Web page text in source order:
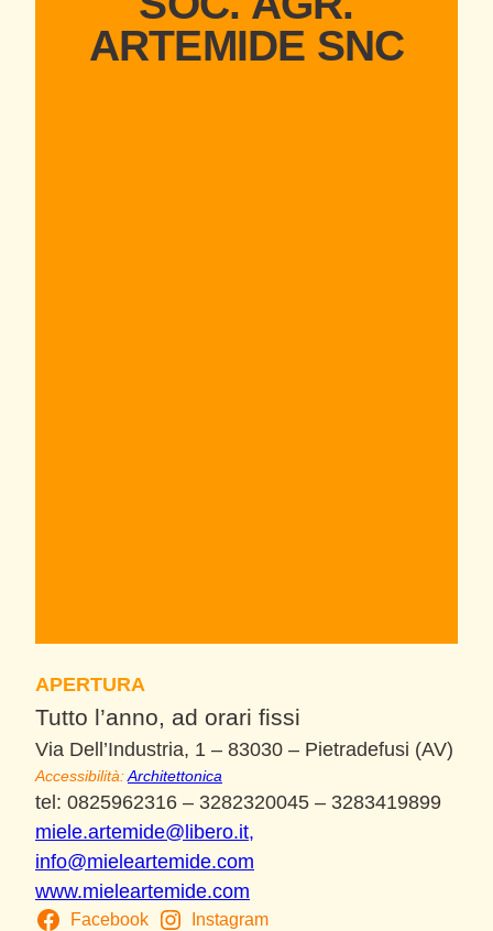
ARTEMIDE SNC
APERTURA
Tutto l’anno, ad orari fissi
Via Dell’Industria, 1 – 83030 – Pietradefusi (AV)
Accessibilità:Architettonica
tel: 0825962316 – 3282320045 – 3283419899
miele.artemide@libero.it,
info@mieleartemide.com
www.mieleartemide.com
Facebook Instagram